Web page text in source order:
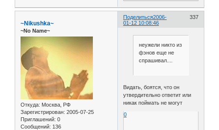
Поделиться 337
2006-
01-12 10:08:46
~Nikushka~
~No Name~
Откуда: Москва, РФ
Зарегистрирован: 2005-07-25
Приглашений: 0
Сообщений: 136
неужели никто из
фэнов еще не
спрашивал....
Видать, боятся, что он
утвердительно ответит или
никак поймать не могут
0